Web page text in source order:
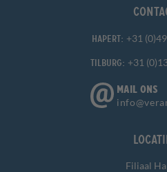
Hapert: +31
Tilburg: +31
MAIL ONS
Filiaal